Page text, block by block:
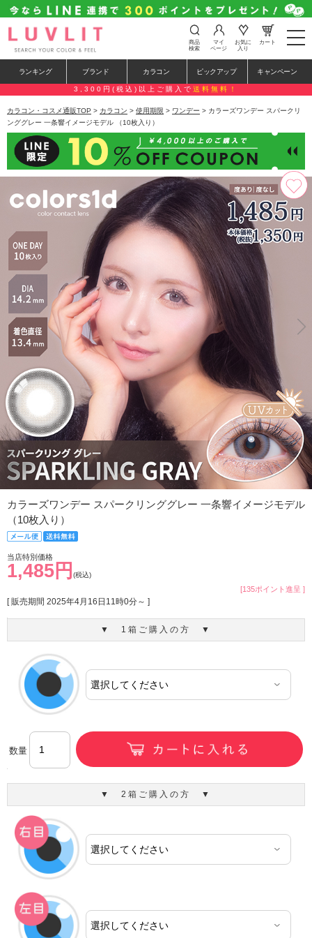
t
o
e
n
a
a
i
o
n
商品
検索
マイ
ページ
お気に
入り
カート
ランキング ブランド カラコン ピックアップ キャンペーン
3,300円(税込)以上ご購入で 送料無料！
カラコン・コスメ通販TOP > カラコン > 使用期限 > ワンデー > カラーズワンデー スパークリ
ンググレー 一条響イメージモデル （10枚入り）
カラーズワンデー スパークリンググレー 一条響イメージモデル
（10枚入り）
当店特別価格
1,485円 (税込)
[135ポイント進呈 ]
[ 販売期間 2025年4月16日11時0分～ ]
▼ 1箱ご購入の方 ▼
数量
▼ 2箱ご購入の方 ▼